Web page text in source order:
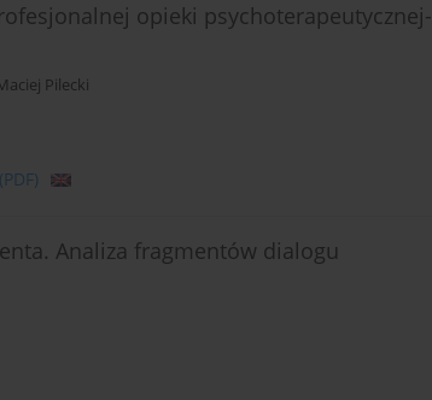
opieki psychoterapeutycznej-
Pilecki
(PDF)
Analiza fragmentów dialogu